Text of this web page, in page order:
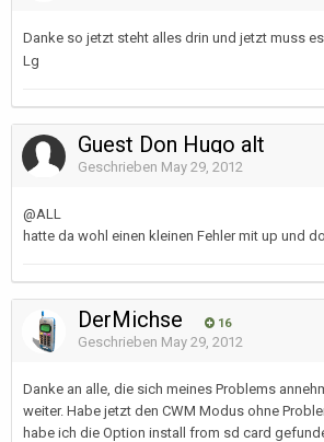
Danke so jetzt steht alles drin und jetzt muss
Lg
Guest Don Hugo alt
Geschrieben May 29, 2012
@ALL
hatte da wohl einen kleinen Fehler mit up und
DerMichse 16
Geschrieben May 29, 2012
Danke an alle, die sich meines Problems
weiter. Habe jetzt den CWM Modus ohne
habe ich die Option install from sd card